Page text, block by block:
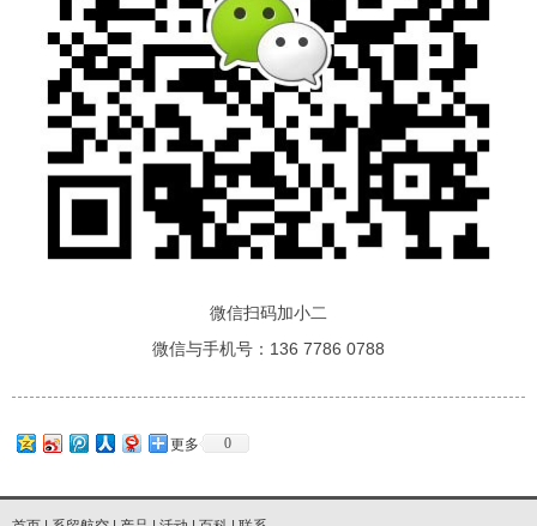
微信扫码加小二
微信与手机号：136 7786 0788
更多 0